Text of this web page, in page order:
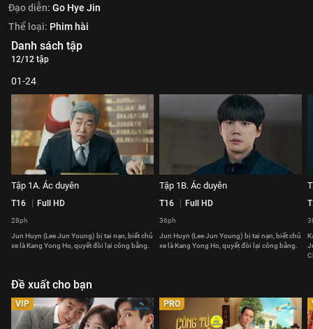
Đạo diễn: Go Hye Jin
Thể loại: Phim hài
Danh sách tập
12/12 tập
01-24
Tập 1A. Ác duyên
T16 Full HD
28ph
Jun Huyn (Lee Jun Young) bị tai nạn, biết chủ
xe là Kang Yong Ho, quyết đòi lại công bằng.
Tập 1B. Ác duyên
T16 Full HD
36ph
Jun Huyn (Lee Jun Young) bị tai nạn, biết chủ
xe là Kang Yong Ho, quyết đòi lại công bằng.
Đề xuất cho bạn
VIP PRO